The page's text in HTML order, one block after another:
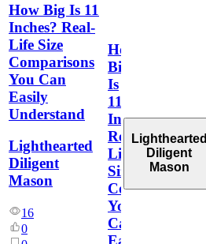
How Big Is 11
Inches? Real-
Life Size
Comparisons
You Can
Easily
Understand
Lighthearted
Diligent
Mason
16
0
How
Big
Is
11
Inches?
Real-
Life
Size
Comparisons
You
Can
Easily
Lighthearted
Diligent
Mason